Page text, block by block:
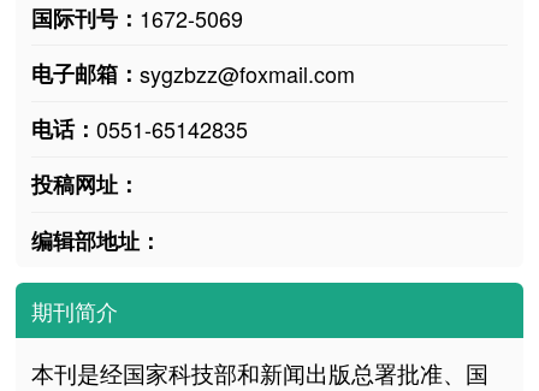
国际刊号： 1672-5069
电子邮箱： sygzbzz@foxmail.com
电话： 0551-65142835
投稿网址：
编辑部地址：
期刊简介
本刊是经国家科技部和新闻出版总署批准、国